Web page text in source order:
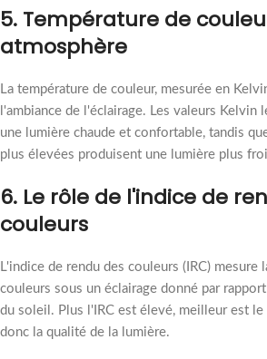
5. Température de
atmosphère
La température de couleur, mesurée en
l'ambiance de l'éclairage. Les valeurs Kelvin
une lumière chaude et confortable, tandis
plus élevées produisent une lumière plus
6. Le rôle de l'indice de
couleurs
L'indice de rendu des couleurs (IRC) mesure
couleurs sous un éclairage donné par
du soleil. Plus l'IRC est élevé, meilleur est
donc la qualité de la lumière.